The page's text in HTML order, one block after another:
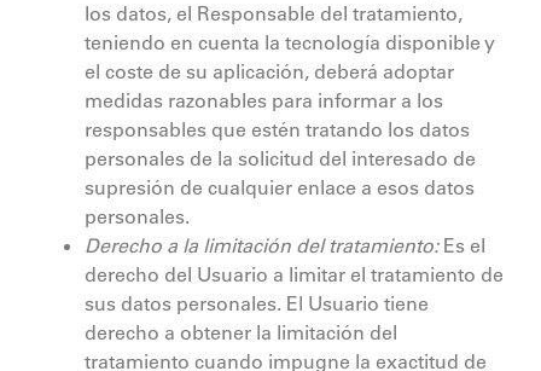
los datos, el Responsable del tratamiento,
teniendo en cuenta la tecnología disponible y
el coste de su aplicación, deberá adoptar
medidas razonables para informar a los
responsables que estén tratando los datos
personales de la solicitud del interesado de
supresión de cualquier enlace a esos datos
personales.
Derecho a la limitación del tratamiento:Es el
derecho del Usuario a limitar el tratamiento de
sus datos personales. El Usuario tiene
derecho a obtener la limitación del
tratamiento cuando impugne la exactitud de